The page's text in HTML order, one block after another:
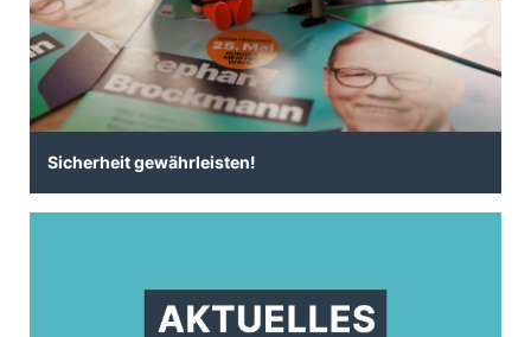
Sicherheit gewährleisten!